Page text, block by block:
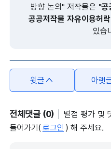
방향 논의" 저작물은 "공
공공저작물 자유이용허
있습
윗글 아랫
전체댓글 (0)
별점 평가 및
들어가기( 로그인 ) 해 주세요.